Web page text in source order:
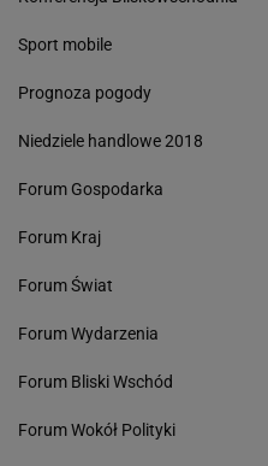
Sport mobile
Prognoza pogody
Niedziele handlowe 2018
Forum Gospodarka
Forum Kraj
Forum Świat
Forum Wydarzenia
Forum Bliski Wschód
Forum Wokół Polityki